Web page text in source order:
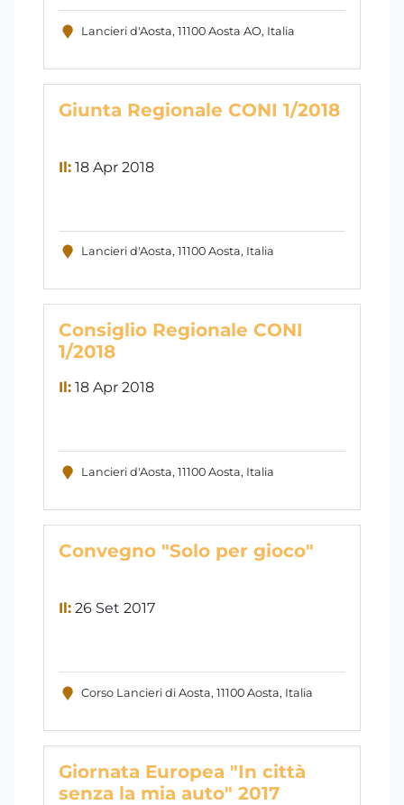
Lancieri d'Aosta, 11100 Aosta AO, Italia
Giunta Regionale CONI 1/2018
Il: 18 Apr 2018
Lancieri d'Aosta, 11100 Aosta, Italia
Consiglio Regionale CONI
1/2018
Il: 18 Apr 2018
Lancieri d'Aosta, 11100 Aosta, Italia
Convegno "Solo per gioco"
Il: 26 Set 2017
Corso Lancieri di Aosta, 11100 Aosta, Italia
Giornata Europea "In città
senza la mia auto" 2017